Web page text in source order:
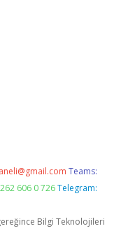
Teams:
606 0 726 Telegram:
Bilgi Teknolojileri